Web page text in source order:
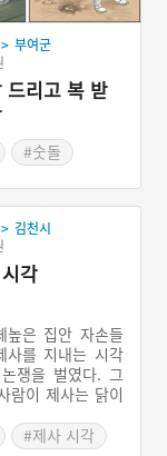
> 부여군
드리고 복 받
#숫돌
> 김천시
각
높은 집안 자손들
사를 지내는 시각
쟁을 벌였다. 그
람이 제사는 닭이
야기를 들려주었
#제사 시각